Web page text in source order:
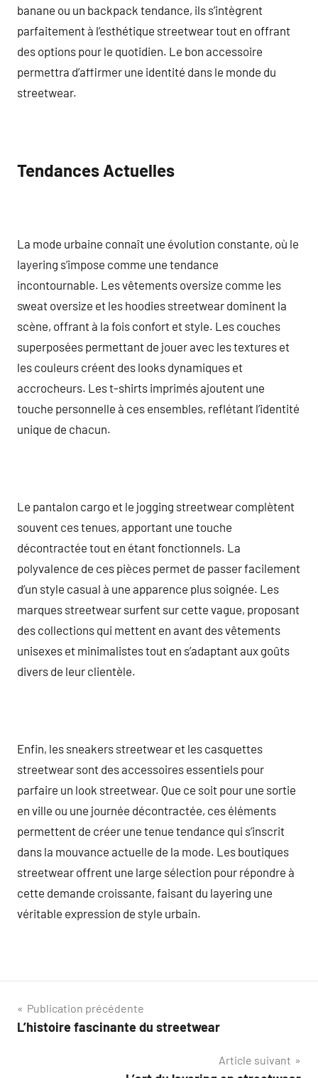
banane ou un backpack tendance, ils s’intègrent
parfaitement à l’esthétique streetwear tout en offrant
des options pour le quotidien. Le bon accessoire
permettra d’affirmer une identité dans le monde du
streetwear.
Tendances Actuelles
La mode urbaine connaît une évolution constante, où le
layering s’impose comme une tendance
incontournable. Les vêtements oversize comme les
sweat oversize et les hoodies streetwear dominent la
scène, offrant à la fois confort et style. Les couches
superposées permettant de jouer avec les textures et
les couleurs créent des looks dynamiques et
accrocheurs. Les t-shirts imprimés ajoutent une
touche personnelle à ces ensembles, reflétant l’identité
unique de chacun.
Le pantalon cargo et le jogging streetwear complètent
souvent ces tenues, apportant une touche
décontractée tout en étant fonctionnels. La
polyvalence de ces pièces permet de passer facilement
d’un style casual à une apparence plus soignée. Les
marques streetwear surfent sur cette vague, proposant
des collections qui mettent en avant des vêtements
unisexes et minimalistes tout en s’adaptant aux goûts
divers de leur clientèle.
Enfin, les sneakers streetwear et les casquettes
streetwear sont des accessoires essentiels pour
parfaire un look streetwear. Que ce soit pour une sortie
en ville ou une journée décontractée, ces éléments
permettent de créer une tenue tendance qui s’inscrit
dans la mouvance actuelle de la mode. Les boutiques
streetwear offrent une large sélection pour répondre à
cette demande croissante, faisant du layering une
véritable expression de style urbain.
Navigation
de
Publication précédente
L’histoire fascinante du streetwear
Article suivant